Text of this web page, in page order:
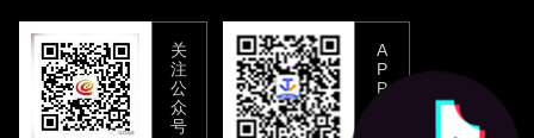
关
注
公
众
号
A
P
P